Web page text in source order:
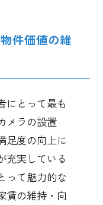
件価値の維
にとって最も
メラの設置
足度の向上に
充実している
って魅力的な
賃の維持・向